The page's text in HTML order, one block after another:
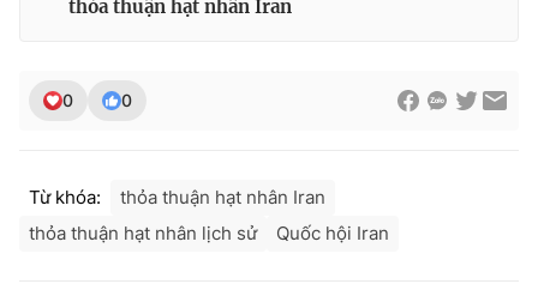
thỏa thuận hạt nhân Iran
0 0
Từ khóa:
thỏa thuận hạt nhân Iran
thỏa thuận hạt nhân lịch sử
Quốc hội Iran